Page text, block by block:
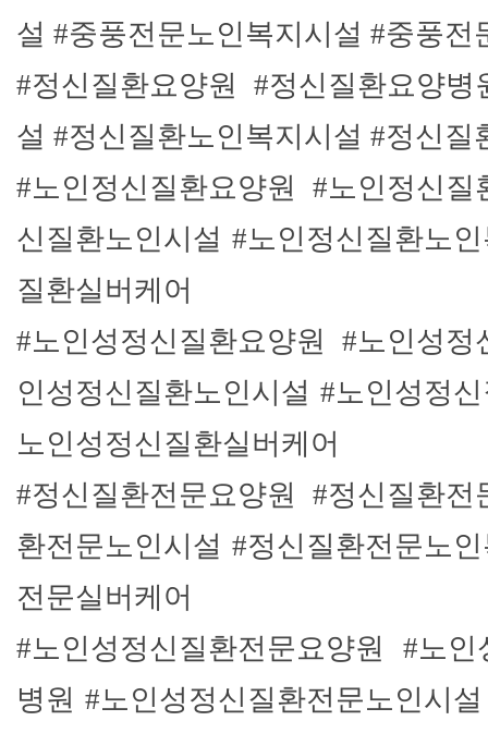
설 #중풍전문노인복지시설 #중풍전
#정신질환요양원 #정신질환요양
설 #정신질환노인복지시설 #정신질
#노인정신질환요양원 #노인정신
신질환노인시설 #노인정신질환노
질환실버케어
#노인성정신질환요양원 #노인성
인성정신질환노인시설 #노인성정
노인성정신질환실버케어
#정신질환전문요양원 #정신질환
환전문노인시설 #정신질환전문노
전문실버케어
#노인성정신질환전문요양원 #노인
병원 #노인성정신질환전문노인시